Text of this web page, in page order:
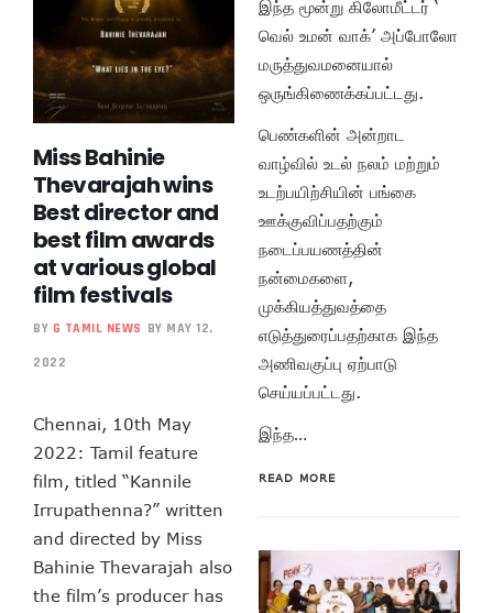
Miss Bahinie
Thevarajah wins
Best director and
best film awards
at various global
film festivals
BY G TAMIL NEWS BY MAY 12,
2022
Chennai, 10th May
2022: Tamil feature
film, titled “Kannile
Irrupathenna?” written
and directed by Miss
Bahinie Thevarajah also
the film’s producer has
இந்த மூன்று கிலோமீட்டர் ‘
வெல் உமன் வாக்’ அப்போலோ
மருத்துவமனையால்
ஒருங்கிணைக்கப்பட்டது.
பெண்களின் அன்றாட
வாழ்வில் உடல் நலம் மற்றும்
உடற்பயிற்சியின் பங்கை
ஊக்குவிப்பதற்கும்
நடைப்பயணத்தின்
நன்மைகளை,
முக்கியத்துவத்தை
எடுத்துரைப்பதற்காக இந்த
அணிவகுப்பு ஏற்பாடு
செய்யப்பட்டது.
இந்த…
READ MORE